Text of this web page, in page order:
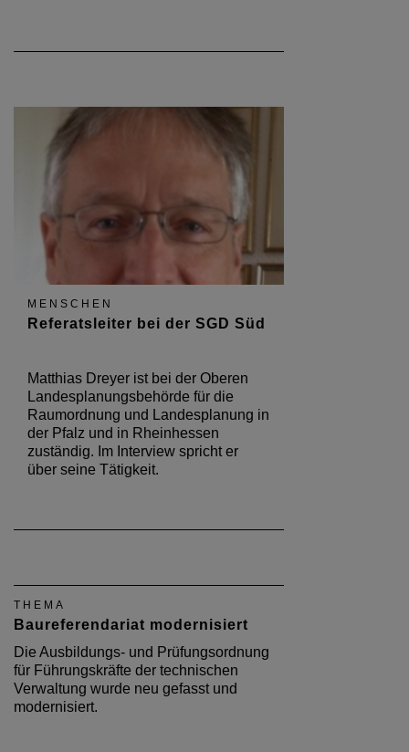
MENSCHEN
Referatsleiter bei der SGD Süd
Matthias Dreyer ist bei der Oberen
Landesplanungsbehörde für die
Raumordnung und Landesplanung in
der Pfalz und in Rheinhessen
zuständig. Im Interview spricht er
über seine Tätigkeit.
THEMA
Baureferendariat modernisiert
Die Ausbildungs- und Prüfungsordnung
für Führungskräfte der technischen
Verwaltung wurde neu gefasst und
modernisiert.